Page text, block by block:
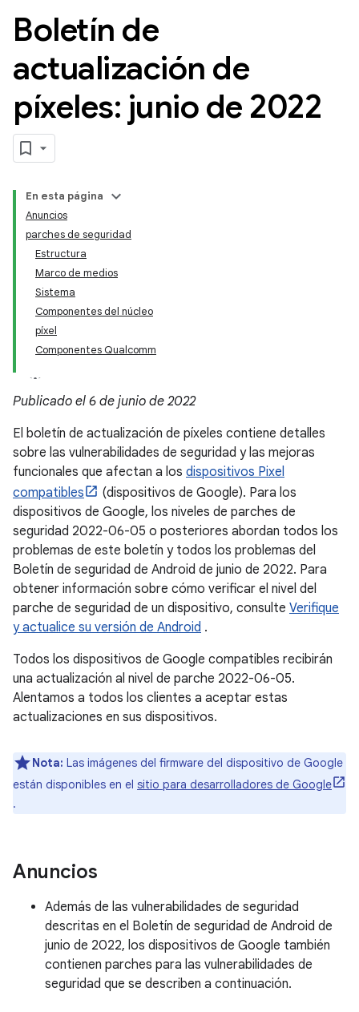
Boletín de
actualización de
píxeles: junio de 2022
En esta página
Anuncios
parches de seguridad
Estructura
Marco de medios
Sistema
Componentes del núcleo
píxel
Componentes Qualcomm
Publicado el 6 de junio de 2022
El boletín de actualización de píxeles contiene detalles
sobre las vulnerabilidades de seguridad y las mejoras
funcionales que afectan a los dispositivos Pixel
compatibles
(dispositivos de Google). Para los
dispositivos de Google, los niveles de parches de
seguridad 2022-06-05 o posteriores abordan todos los
problemas de este boletín y todos los problemas del
Boletín de seguridad de Android de junio de 2022. Para
obtener información sobre cómo verificar el nivel del
parche de seguridad de un dispositivo, consulte Verifique
y actualice su versión de Android .
Todos los dispositivos de Google compatibles recibirán
una actualización al nivel de parche 2022-06-05.
Alentamos a todos los clientes a aceptar estas
actualizaciones en sus dispositivos.
Nota: Las imágenes del firmware del dispositivo de Google
están disponibles en el sitio para desarrolladores de Google
.
Anuncios
Además de las vulnerabilidades de seguridad
descritas en el Boletín de seguridad de Android de
junio de 2022, los dispositivos de Google también
contienen parches para las vulnerabilidades de
seguridad que se describen a continuación.